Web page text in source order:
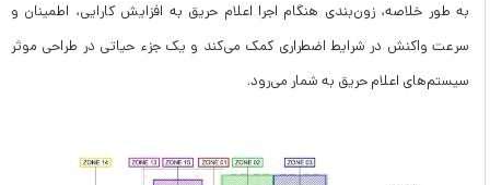
به طور خلاصه، زون‌بندی هنگام اجرا اعلام حریق به افزایش کارایی، اطمینان و
سرعت واکنش در شرایط اضطراری کمک می‌کند و یک جزء حیاتی در طراحی موثر
سیستم‌های اعلام حریق به شمار می‌رود.